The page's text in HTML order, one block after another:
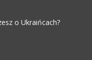
o Ukraińcach?